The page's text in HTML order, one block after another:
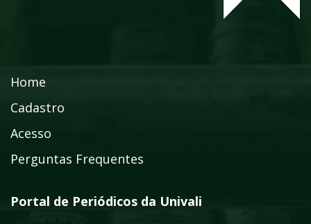
Home
Cadastro
Acesso
Perguntas Frequentes
Portal de Periódicos da Univali